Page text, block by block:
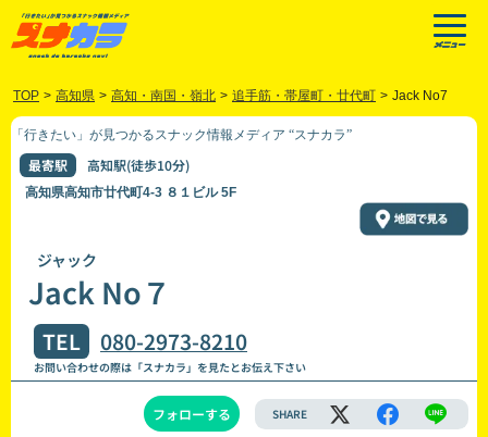
TOP > 高知県 > 高知・南国・嶺北 > 追手筋・帯屋町・廿代町 > Jack No7
「行きたい」が見つかるスナック情報メディア “スナカラ”
最寄駅 高知駅(徒歩10分)
高知県高知市廿代町4-3 ８１ビル 5F
ジャック
Jack No７
TEL 080-2973-8210
お問い合わせの際は「スナカラ」を見たとお伝え下さい
フォローする SHARE